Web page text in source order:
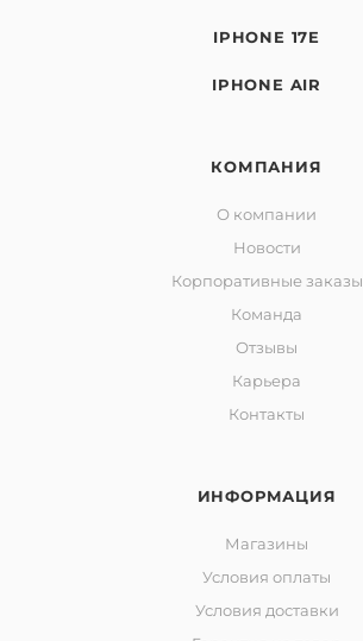
IPHONE 17E
IPHONE AIR
КОМПАНИЯ
О компании
Новости
Корпоративные заказы
Команда
Отзывы
Карьера
Контакты
ИНФОРМАЦИЯ
Магазины
Условия оплаты
Условия доставки